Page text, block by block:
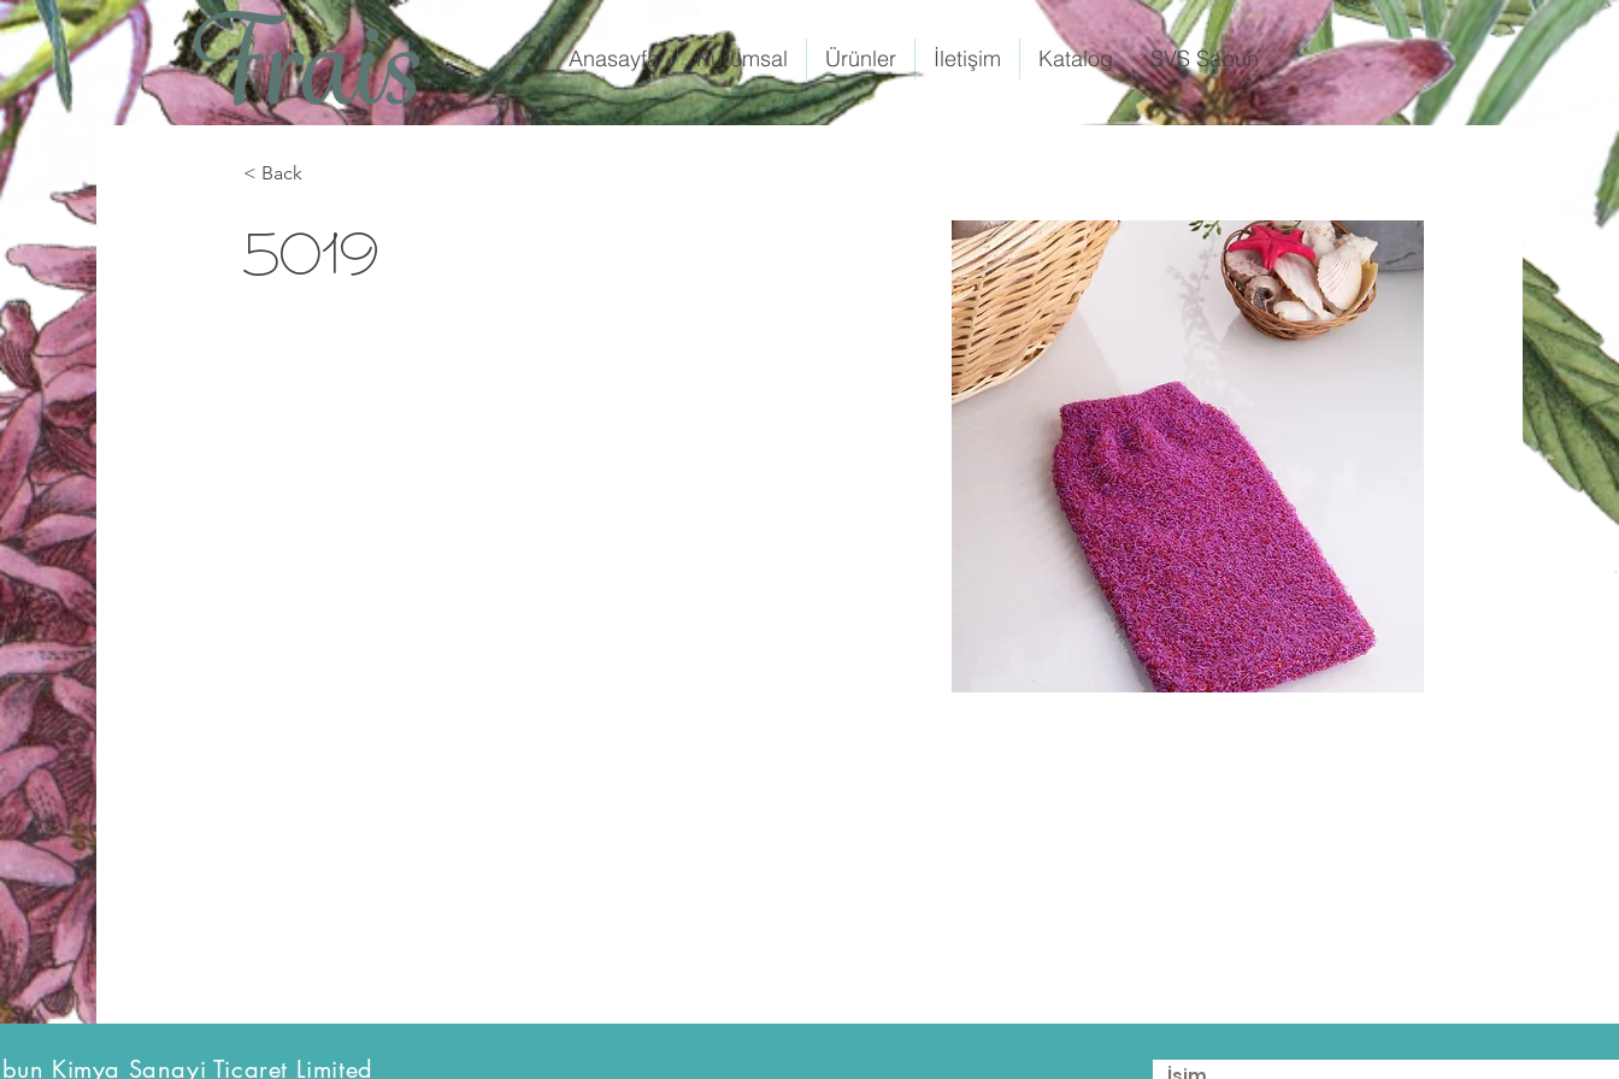
Anasayfa Kurumsal Ürünler İletişim Katalog SVS Sabun
< Back
5019
Kimya Sanayi Ticaret Limited